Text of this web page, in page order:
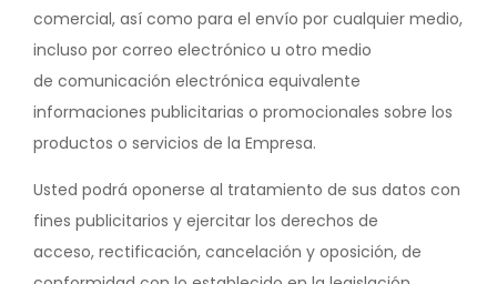
comercial, así como para el envío por cualquier medio,
incluso por correo electrónico u otro medio
de comunicación electrónica equivalente
informaciones publicitarias o promocionales sobre los
productos o servicios de la Empresa.
Usted podrá oponerse al tratamiento de sus datos con
fines publicitarios y ejercitar los derechos de
acceso, rectificación, cancelación y oposición, de